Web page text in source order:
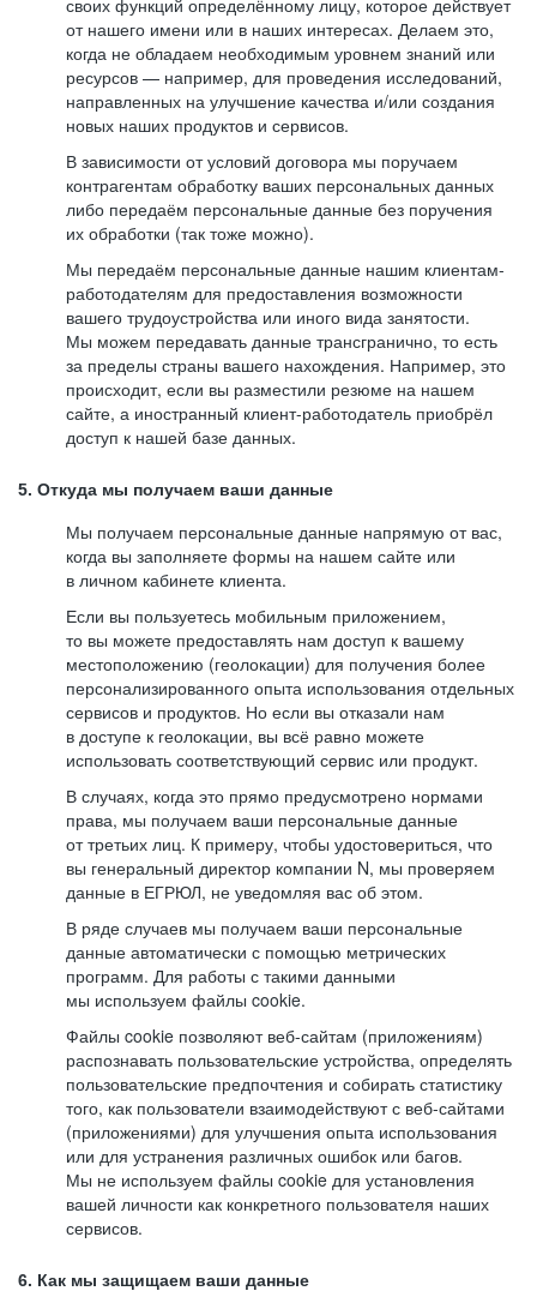
своих функций определённому лицу, которое действует
от нашего имени или в наших интересах. Делаем это,
когда не обладаем необходимым уровнем знаний или
ресурсов — например, для проведения исследований,
направленных на улучшение качества и/или создания
новых наших продуктов и сервисов.
В зависимости от условий договора мы поручаем
контрагентам обработку ваших персональных данных
либо передаём персональные данные без поручения
их обработки (так тоже можно).
Мы передаём персональные данные нашим клиентам-
работодателям для предоставления возможности
вашего трудоустройства или иного вида занятости.
Мы можем передавать данные трансгранично, то есть
за пределы страны вашего нахождения. Например, это
происходит, если вы разместили резюме на нашем
сайте, а иностранный клиент-работодатель приобрёл
доступ к нашей базе данных.
5. Откуда мы получаем ваши данные
Мы получаем персональные данные напрямую от вас,
когда вы заполняете формы на нашем сайте или
в личном кабинете клиента.
Если вы пользуетесь мобильным приложением,
то вы можете предоставлять нам доступ к вашему
местоположению (геолокации) для получения более
персонализированного опыта использования отдельных
сервисов и продуктов. Но если вы отказали нам
в доступе к геолокации, вы всё равно можете
использовать соответствующий сервис или продукт.
В случаях, когда это прямо предусмотрено нормами
права, мы получаем ваши персональные данные
от третьих лиц. К примеру, чтобы удостовериться, что
вы генеральный директор компании N, мы проверяем
данные в ЕГРЮЛ, не уведомляя вас об этом.
В ряде случаев мы получаем ваши персональные
данные автоматически с помощью метрических
программ. Для работы с такими данными
мы используем файлы cookie.
Файлы cookie позволяют веб-сайтам (приложениям)
распознавать пользовательские устройства, определять
пользовательские предпочтения и собирать статистику
того, как пользователи взаимодействуют с веб-сайтами
(приложениями) для улучшения опыта использования
или для устранения различных ошибок или багов.
Мы не используем файлы cookie для установления
вашей личности как конкретного пользователя наших
сервисов.
6. Как мы защищаем ваши данные